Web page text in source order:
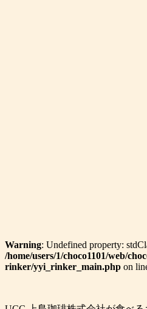
Warning: Undefined property:
/home/users/1/choco1101/web/
rinker/yyi_rinker_main.php on